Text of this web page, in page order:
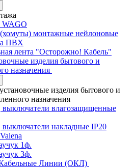
монтажные нейлоновые
ПВХ
лента "Осторожно! Кабель"
изделия бытового и
назначения
изделия бытового и
назначения
выключатели влагозащищенные
выключатели накладные IP20
1ф.
3ф.
Линии (ОКЛ)